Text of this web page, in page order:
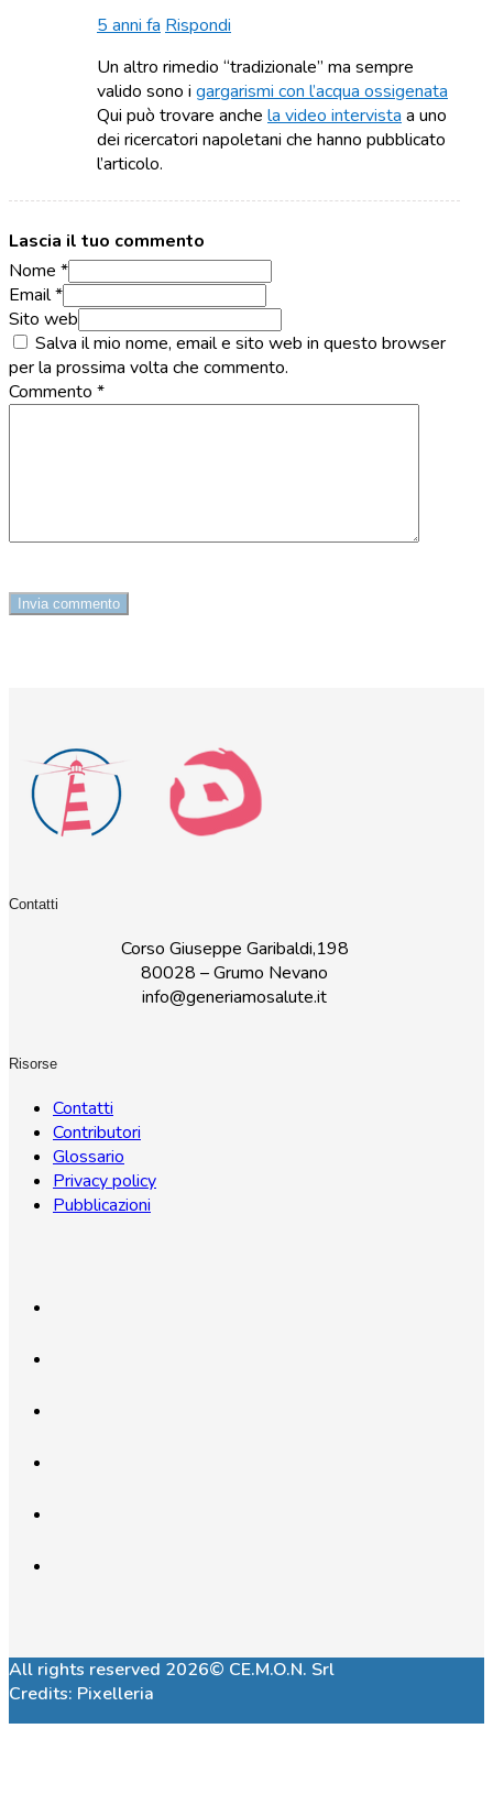
5 anni fa Rispondi
Un altro rimedio “tradizionale” ma sempre
valido sono i gargarismi con l’acqua ossigenata
Qui può trovare anche la video intervista a uno
dei ricercatori napoletani che hanno pubblicato
l’articolo.
Lascia il tuo commento
Nome *
Email *
Sito web
Salva il mio nome, email e sito web in questo browser
per la prossima volta che commento.
Commento *
Contatti
Corso Giuseppe Garibaldi,198
80028 – Grumo Nevano
info@generiamosalute.it
Risorse
Contatti
Contributori
Glossario
Privacy policy
Pubblicazioni
All rights reserved 2026© CE.M.O.N. Srl
Credits: Pixelleria